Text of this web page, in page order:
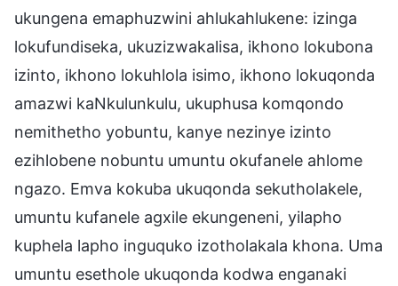
ukungena emaphuzwini ahlukahlukene: izinga
lokufundiseka, ukuzizwakalisa, ikhono lokubona
izinto, ikhono lokuhlola isimo, ikhono lokuqonda
amazwi kaNkulunkulu, ukuphusa komqondo
nemithetho yobuntu, kanye nezinye izinto
ezihlobene nobuntu umuntu okufanele ahlome
ngazo. Emva kokuba ukuqonda sekutholakele,
umuntu kufanele agxile ekungeneni, yilapho
kuphela lapho inguquko izotholakala khona. Uma
umuntu esethole ukuqonda kodwa enganaki